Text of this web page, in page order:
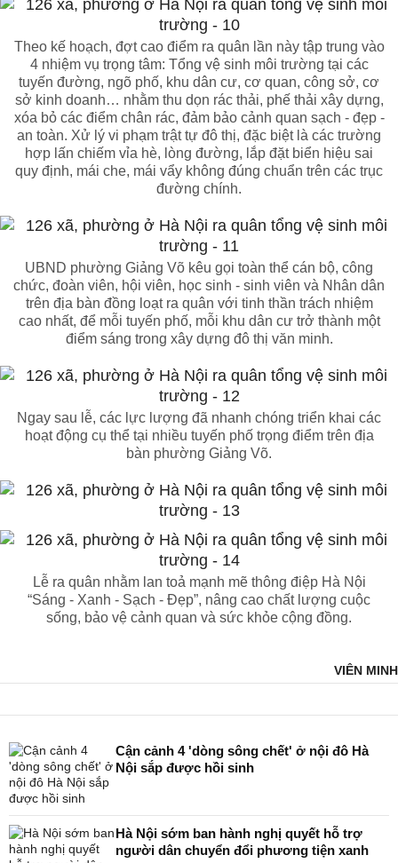
Theo kế hoạch, đợt cao điểm ra quân lần này tập trung vào
4 nhiệm vụ trọng tâm: Tổng vệ sinh môi trường tại các
tuyến đường, ngõ phố, khu dân cư, cơ quan, công sở, cơ
sở kinh doanh… nhằm thu dọn rác thải, phế thải xây dựng,
xóa bỏ các điểm chân rác, đảm bảo cảnh quan sạch - đẹp -
an toàn. Xử lý vi phạm trật tự đô thị, đặc biệt là các trường
hợp lấn chiếm vỉa hè, lòng đường, lắp đặt biển hiệu sai
quy định, mái che, mái vẩy không đúng chuẩn trên các trục
đường chính.
UBND phường Giảng Võ kêu gọi toàn thể cán bộ, công
chức, đoàn viên, hội viên, học sinh - sinh viên và Nhân dân
trên địa bàn đồng loạt ra quân với tinh thần trách nhiệm
cao nhất, để mỗi tuyến phố, mỗi khu dân cư trở thành một
điểm sáng trong xây dựng đô thị văn minh.
Ngay sau lễ, các lực lượng đã nhanh chóng triển khai các
hoạt động cụ thể tại nhiều tuyến phố trọng điểm trên địa
bàn phường Giảng Võ.
Lễ ra quân nhằm lan toả mạnh mẽ thông điệp Hà Nội
“Sáng - Xanh - Sạch - Đẹp”, nâng cao chất lượng cuộc
sống, bảo vệ cảnh quan và sức khỏe cộng đồng.
VIÊN MINH
Cận cảnh 4 'dòng sông chết' ở nội đô Hà
Nội sắp được hồi sinh
Hà Nội sớm ban hành nghị quyết hỗ trợ
người dân chuyển đổi phương tiện xanh